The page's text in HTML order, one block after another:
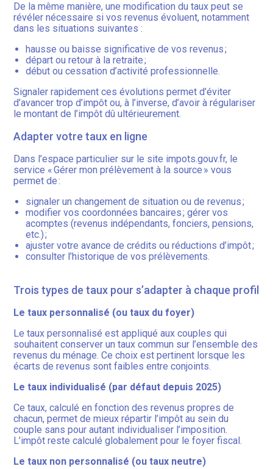
De la même manière, une modification du taux peut se
révéler nécessaire si vos revenus évoluent, notamment
dans les situations suivantes :
hausse ou baisse significative de vos revenus ;
départ ou retour à la retraite ;
début ou cessation d’activité professionnelle.
Signaler rapidement ces évolutions permet d’éviter
d’avancer trop d’impôt ou, à l’inverse, d’avoir à régulariser
le montant de l’impôt dû ultérieurement.
Adapter votre taux en ligne
Dans l’espace particulier sur le site impots.gouv.fr, le
service « Gérer mon prélèvement à la source » vous
permet de :
signaler un changement de situation ou de revenus ;
modifier vos coordonnées bancaires ; gérer vos
acomptes (revenus indépendants, fonciers, pensions,
etc.) ;
ajuster votre avance de crédits ou réductions d’impôt ;
consulter l’historique de vos prélèvements.
Trois types de taux pour s’adapter à chaque profil
Le taux personnalisé (ou taux du foyer)
Le taux personnalisé est appliqué aux couples qui
souhaitent conserver un taux commun sur l’ensemble des
revenus du ménage. Ce choix est pertinent lorsque les
écarts de revenus sont faibles entre conjoints.
Le taux individualisé (par défaut depuis 2025)
Ce taux, calculé en fonction des revenus propres de
chacun, permet de mieux répartir l’impôt au sein du
couple sans pour autant individualiser l’imposition.
L’impôt reste calculé globalement pour le foyer fiscal.
Le taux non personnalisé (ou taux neutre)